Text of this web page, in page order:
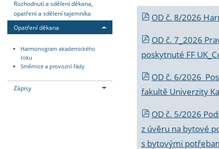
Rozhodnutí a sdělení děkana,
opatření a sdělení tajemníka
Opatření děkana
Harmonogram akademického
roku
Směrnice a provozní řády
Zápisy
OD č. 8/2026
OD č. 7_2026
poskytnuté FF
OD č. 6/2026
fakultě Univerzity
OD č. 5/2026
z úvěru na bytové
s bytovými